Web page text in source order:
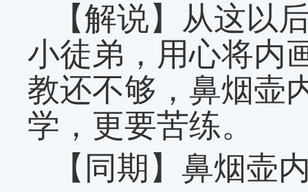
【解说】从这以
小徒弟，用心将内
教还不够，鼻烟壶
学，更要苦练。
【同期】鼻烟壶